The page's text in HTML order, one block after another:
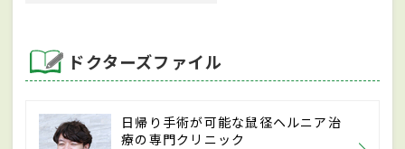
ドクターズファイル
日帰り手術が可能な鼠径ヘルニア治
療の専門クリニック